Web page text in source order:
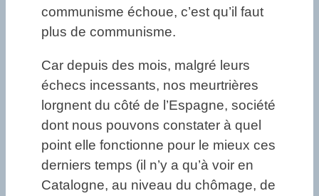
communisme échoue, c’est qu’il faut
plus de communisme.
Car depuis des mois, malgré leurs
échecs incessants, nos meurtrières
lorgnent du côté de l’Espagne, société
dont nous pouvons constater à quel
point elle fonctionne pour le mieux ces
derniers temps (il n’y a qu’à voir en
Catalogne, au niveau du chômage, de